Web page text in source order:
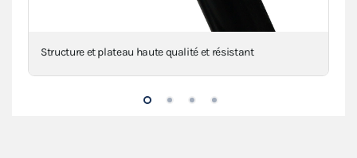
Structure et plateau haute qualité et résistant